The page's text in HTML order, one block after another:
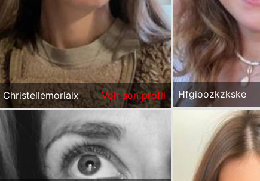
Christellemorlaix Voir son profil Hfgioozkzkske